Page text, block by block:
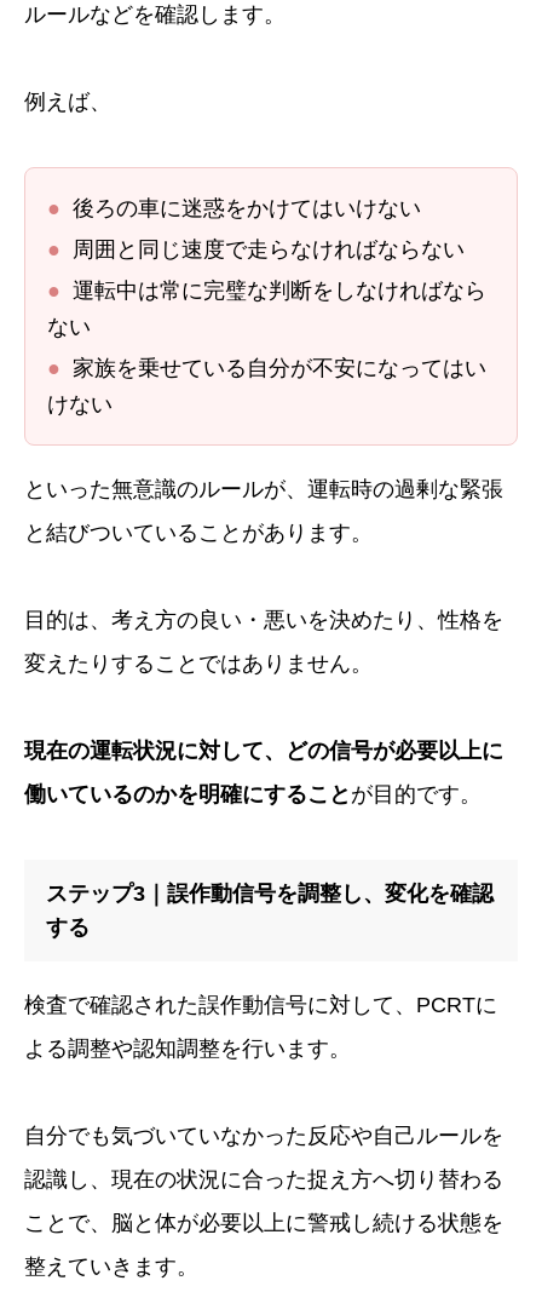
ルールなどを確認します。
例えば、
● 後ろの車に迷惑をかけてはいけない
●
周囲と同じ速度で走らなければならない
● 運転中は常に完璧な判断をしなければなら
ない
● 家族を乗せている自分が不安になってはい
けない
といった無意識のルールが、運転時の過剰な緊張
と結びついていることがあります。
目的は、考え方の良い・悪いを決めたり、性格を
変えたりすることではありません。
現在の運転状況に対して、どの信号が必要以上に
働いているのかを明確にすること が目的です。
ステップ3｜誤作動信号を調整し、変化を確認
する
検査で確認された誤作動信号に対して、PCRTに
よる調整や認知調整を行います。
自分でも気づいていなかった反応や自己ルールを
認識し、現在の状況に合った捉え方へ切り替わる
ことで、脳と体が必要以上に警戒し続ける状態を
整えていきます。